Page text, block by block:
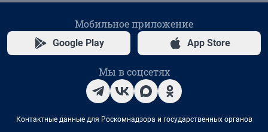
Мобильное приложение
Google Play App Store
Мы в соцсетях
Контактные данные для Роскомнадзора и государственных органов